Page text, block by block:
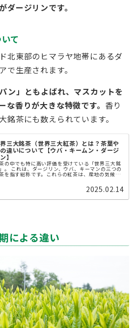
ダージリンです。
て
北東部のヒマラヤ地帯にあるダ
で生産されます。
ン」ともよばれ、マスカットを
な香りが大きな特徴です。 香り
銘茶にも数えられています。
三大銘茶（世界三大紅茶）とは？茶葉や
違いについて【ウバ・キームン・ダージ
】
の中でも特に高い評価を受けている「世界三大銘
。 これは、ダージリン、ウバ、キーマンの三つの
を指す総称です。これらの紅茶は、産地の気候や
中の紅茶愛好家を魅了し続けています。本 ...
2025.02.14
による違い